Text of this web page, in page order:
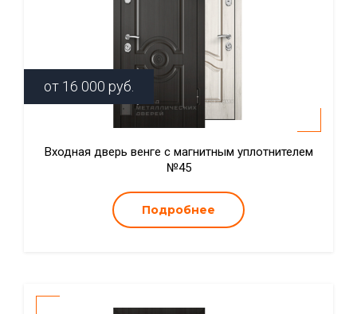
от 16 000 руб.
Входная дверь венге с магнитным уплотнителем
№45
Подробнее